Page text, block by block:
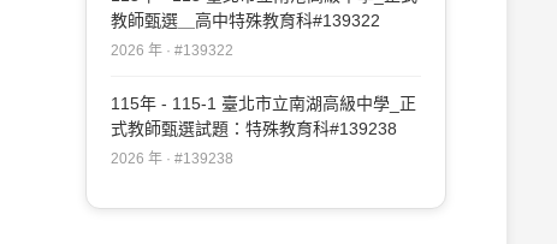
教師甄選＿高中特殊教育科#139322
2026 年 · #139322
115年 - 115-1 臺北市立南湖高級中學_正
式教師甄選試題：特殊教育科#139238
2026 年 · #139238